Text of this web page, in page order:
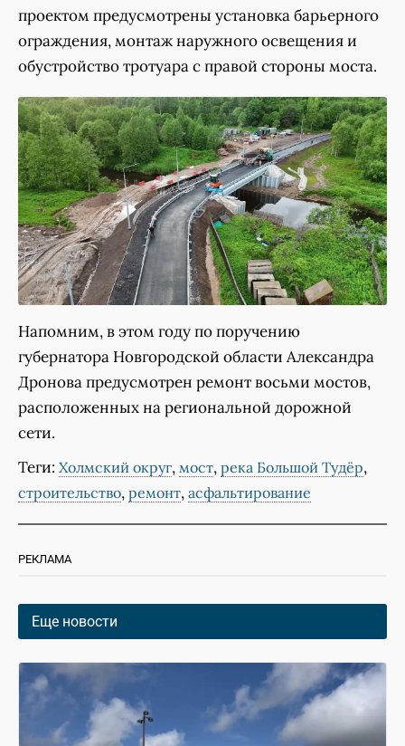
проектом предусмотрены установка барьерного
ограждения, монтаж наружного освещения и
обустройство тротуара с правой стороны моста.
Напомним, в этом году по поручению
губернатора Новгородской области Александра
Дронова предусмотрен ремонт восьми мостов,
расположенных на региональной дорожной
сети.
Теги: Холмский округ, мост, река Большой Тудёр,
строительство, ремонт, асфальтирование
РЕКЛАМА
Еще новости